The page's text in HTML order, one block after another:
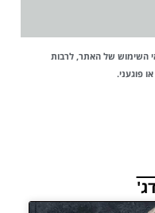
השימוש של האתר, לרבות
פוגעני.